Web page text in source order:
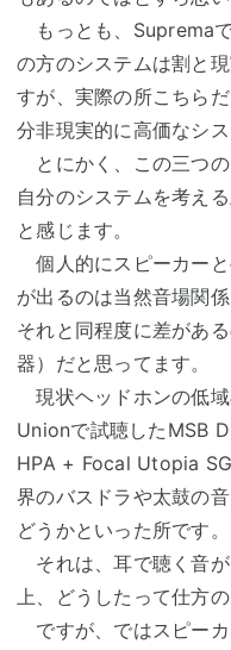
もっとも、Suprema
の方のシステムは割と
すが、実際の所こちら
分非現実的に高価なシ
とにかく、この三つ
自分のシステムを考え
と感じます。
個人的にスピーカー
が出るのは当然音場関
それと同程度に差があ
器）だと思ってます。
現状ヘッドホンの低
Unionで試聴したMSB
HPA + Focal Utopia
界のバスドラや太鼓の
どうかといった所です。
それは、耳で聴く音
上、どうしたって仕方
ですが、ではスピー